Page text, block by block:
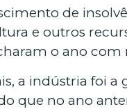
de
e outros
o ano com
a indústria foi a
que no ano